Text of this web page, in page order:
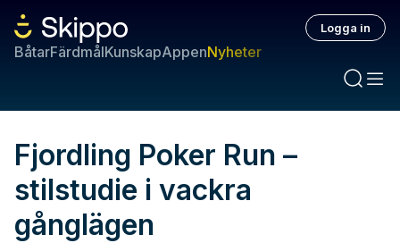
BåtarFärdmålKunskapAppenNyheter
Logga in
Fjordling Poker Run –
stilstudie i vackra
gånglägen